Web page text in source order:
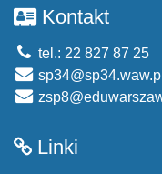
Kontakt
tel.: 22 827 87 25
sp34@sp34.waw.pl
Linki